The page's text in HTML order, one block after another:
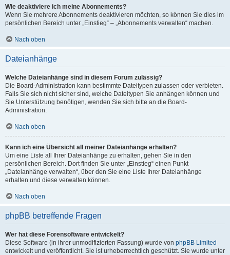
Wie deaktiviere ich meine Abonnements?
Wenn Sie mehrere Abonnements deaktivieren möchten, so können Sie dies im
persönlichen Bereich unter „Einstieg“ – „Abonnements verwalten“ machen.
Nach oben
Dateianhänge
Welche Dateianhänge sind in diesem Forum zulässig?
Die Board-Administration kann bestimmte Dateitypen zulassen oder verbieten.
Falls Sie sich nicht sicher sind, welche Dateitypen Sie anhängen können und
Sie Unterstützung benötigen, wenden Sie sich bitte an die Board-
Administration.
Nach oben
Kann ich eine Übersicht all meiner Dateianhänge erhalten?
Um eine Liste all Ihrer Dateianhänge zu erhalten, gehen Sie in den
persönlichen Bereich. Dort finden Sie unter „Einstieg“ einen Punkt
„Dateianhänge verwalten“, über den Sie eine Liste Ihrer Dateianhänge
erhalten und diese verwalten können.
Nach oben
phpBB betreffende Fragen
Wer hat diese Forensoftware entwickelt?
Diese Software (in ihrer unmodifizierten Fassung) wurde von phpBB Limited
entwickelt und veröffentlicht. Sie ist urheberrechtlich geschützt. Sie wurde unter